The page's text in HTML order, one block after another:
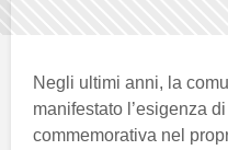
Negli ultimi anni, la
manifestato l’esigenza
commemorativa nel